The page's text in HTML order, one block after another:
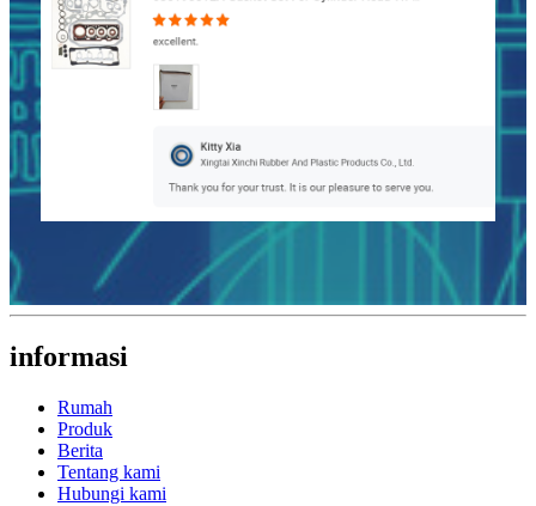
informasi
Rumah
Produk
Berita
Tentang kami
Hubungi kami